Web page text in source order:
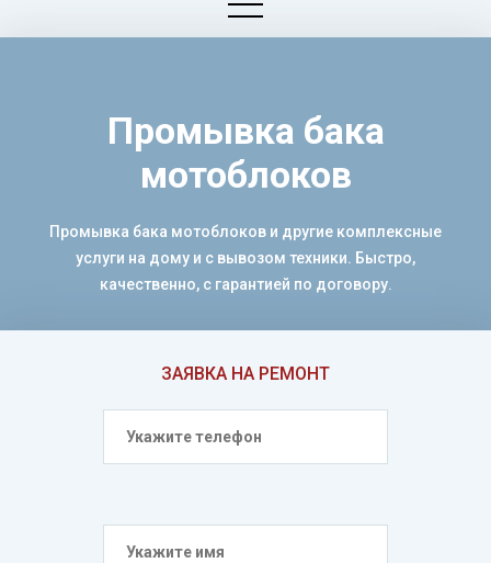
ЗАЯВКА НА РЕМОНТ
Промывка бака
мотоблоков
Промывка бака мотоблоков и другие комплексные
услуги на дому и с вывозом техники. Быстро,
качественно, с гарантией по договору.